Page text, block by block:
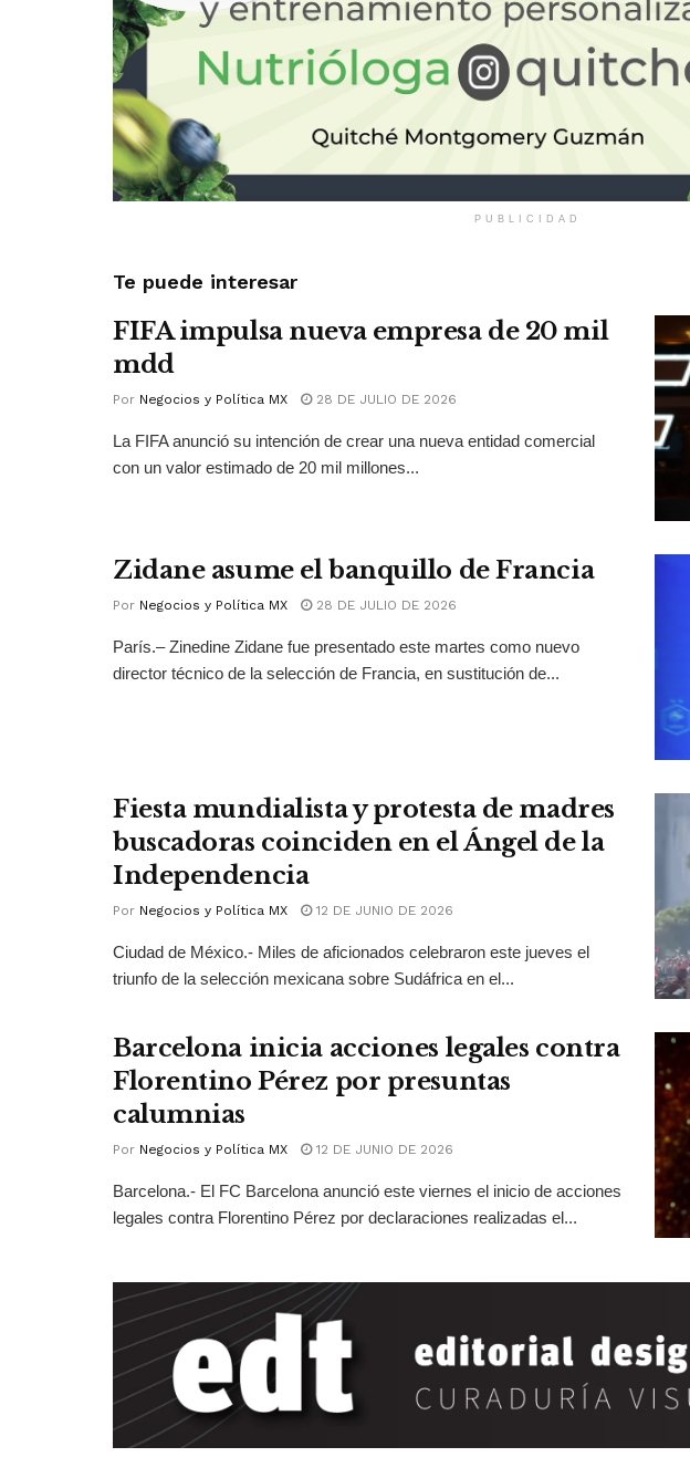
PUBLICIDAD
Te puede interesar
FIFA impulsa nueva empresa de 20 mil
mdd
Por Negocios y Política MX 28 DE JULIO DE 2026
La FIFA anunció su intención de crear una nueva entidad comercial
con un valor estimado de 20 mil millones...
Zidane asume el banquillo de Francia
Por Negocios y Política MX 28 DE JULIO DE 2026
París.– Zinedine Zidane fue presentado este martes como nuevo
director técnico de la selección de Francia, en sustitución de...
Fiesta mundialista y protesta de madres
buscadoras coinciden en el Ángel de la
Independencia
Por Negocios y Política MX 12 DE JUNIO DE 2026
Ciudad de México.- Miles de aficionados celebraron este jueves el
triunfo de la selección mexicana sobre Sudáfrica en el...
Barcelona inicia acciones legales contra
Florentino Pérez por presuntas
calumnias
Por Negocios y Política MX 12 DE JUNIO DE 2026
Barcelona.- El FC Barcelona anunció este viernes el inicio de acciones
legales contra Florentino Pérez por declaraciones realizadas el...